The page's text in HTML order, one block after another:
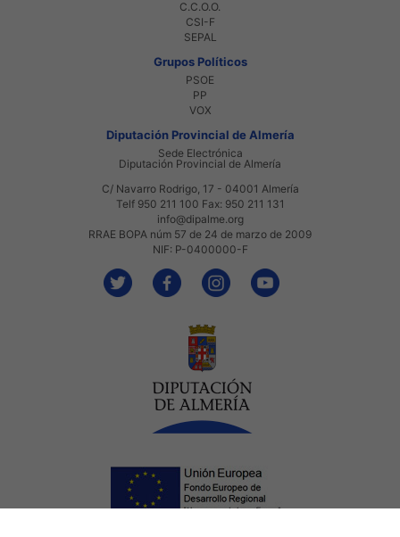
C.C.O.O.
CSI-F
SEPAL
Grupos Políticos
PSOE
PP
VOX
Diputación Provincial de Almería
Sede Electrónica
Diputación Provincial de Almería
C/ Navarro Rodrigo, 17 - 04001 Almería
Telf 950 211 100 Fax: 950 211 131
info@dipalme.org
RRAE BOPA núm 57 de 24 de marzo de 2009
NIF: P-0400000-F